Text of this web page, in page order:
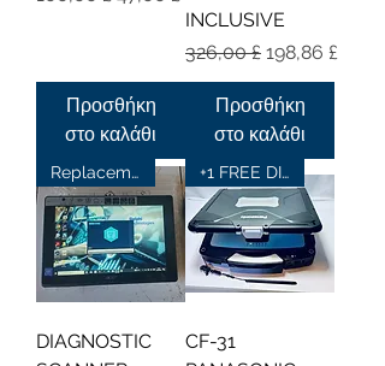
Προσθήκη
στο καλάθι
INCLUSIVE
Κανονική τιμή
326,00 £ Τιμή
198,86 £
Προσθήκη
στο καλάθι
Replacement Tablet
DIAGNOSTIC
+1 FREE DIAGNOSTIC SOFTWARE
CF-31